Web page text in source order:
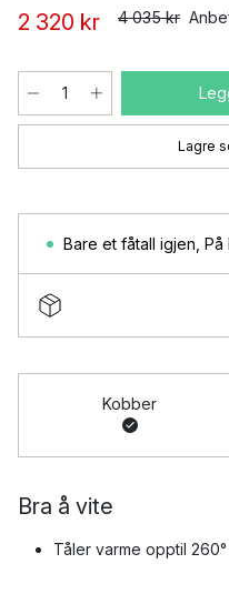
2 320 kr 4 035 kr
Lagre
Bare et fåtall igjen På
Kobber
Bra å vite
Tåler varme opptil